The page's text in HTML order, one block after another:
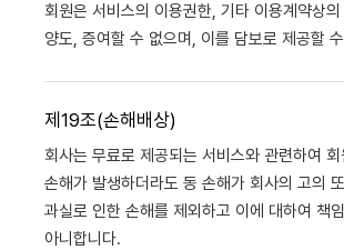
회원은 서비스의 이용권한, 기타 이용계약상의
양도, 증여할 수 없으며, 이를 담보로 제공할
제19조(손해배상)
회사는 무료로 제공되는 서비스와 관련하여
손해가 발생하더라도 동 손해가 회사의 고의
과실로 인한 손해를 제외하고 이에 대하여 책
아니합니다.